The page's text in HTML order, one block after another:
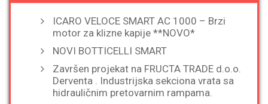
ICARO VELOCE SMART AC 1000 – Brzi
motor za klizne kapije **NOVO*
NOVI BOTTICELLI SMART
Završen projekat na FRUCTA TRADE d.o.o.
Derventa . Industrijska sekciona vrata sa
hidrauličnim pretovarnim rampama.